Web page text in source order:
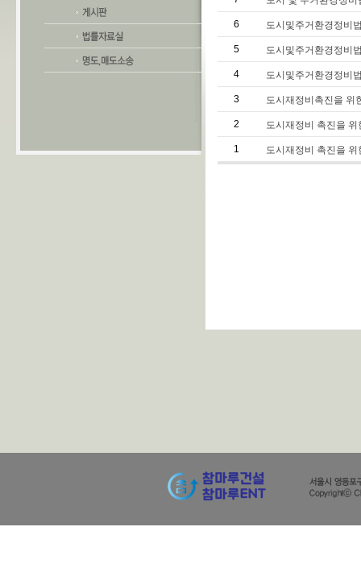
6 도시및주거환경정비
5 도시및주거환경정비
4 도시및주거환경정비
3 도시재정비촉진을 위
2 도시재정비 촉진을
1 도시재정비 촉진을